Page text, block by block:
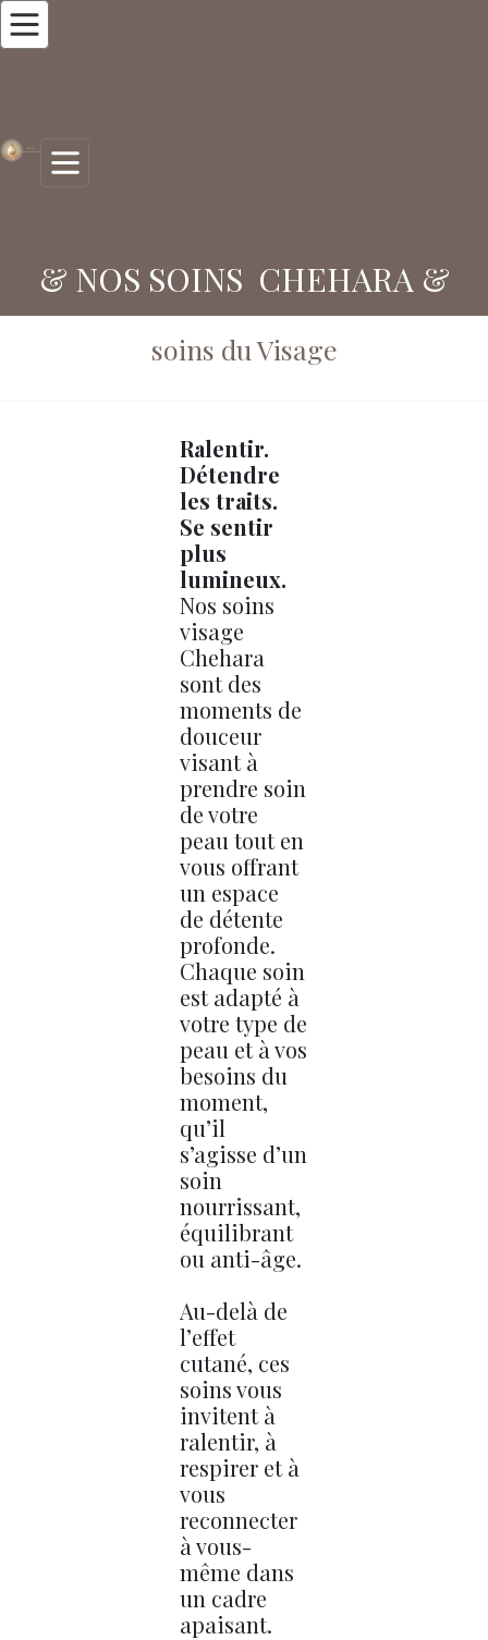
& NOS SOINS CHEHARA &
soins du Visage
Ralentir.
Détendre
les traits.
Se sentir
plus
lumineux.
Nos soins
visage
Chehara
sont des
moments de
douceur
visant à
prendre soin
de votre
peau tout en
vous offrant
un espace
de détente
profonde.
Chaque soin
est adapté à
votre type de
peau et à vos
besoins du
moment,
qu’il
s’agisse d’un
soin
nourrissant,
équilibrant
ou anti-âge.
Au-delà de
l’effet
cutané, ces
soins vous
invitent à
ralentir, à
respirer et à
vous
reconnecter
à vous-
même dans
un cadre
apaisant.